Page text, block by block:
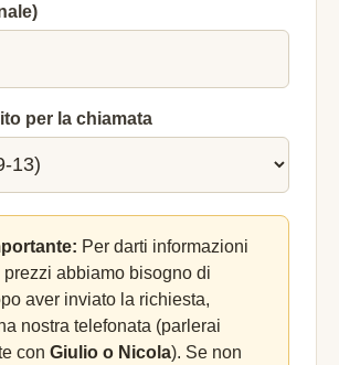
per la chiamata
Per darti informazioni
prezzi abbiamo bisogno di
aver inviato la richiesta,
nostra telefonata (parlerai
con Giulio o Nicola). Se non